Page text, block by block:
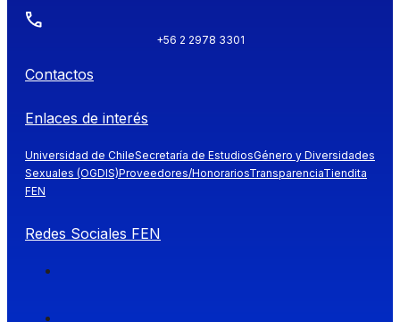
+56 2 2978 3301
Contactos
Enlaces de interés
Universidad de ChileSecretaría de EstudiosGénero y Diversidades
Sexuales (OGDIS)Proveedores/HonorariosTransparenciaTiendita
FEN
Redes Sociales FEN